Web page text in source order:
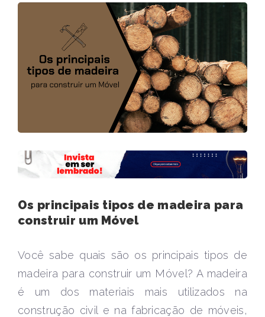
Os principais tipos de madeira para
construir um Móvel
Você sabe quais são os principais tipos de
madeira para construir um Móvel? A madeira
é um dos materiais mais utilizados na
construção civil e na fabricação de móveis,